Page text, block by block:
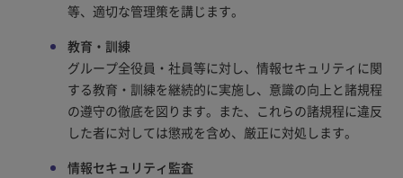
等、適切な管理策を講じます。
教育・訓練
グループ全役員・社員等に対し、情報セキュリティに関
する教育・訓練を継続的に実施し、意識の向上と諸規程
の遵守の徹底を図ります。また、これらの諸規程に違反
した者に対しては懲戒を含め、厳正に対処します。
情報セキュリティ監査